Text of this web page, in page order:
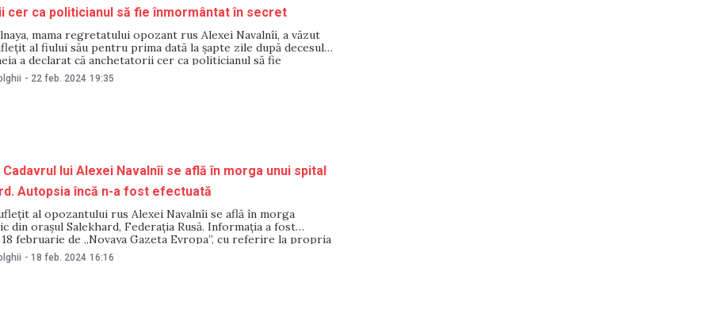
cer ca politicianul să fie înmormântat în secret
mama regretatului opozant rus Alexei Navalnîi, a văzut
al fiului său pentru prima dată la șapte zile după decesul
a declarat că anchetatorii cer ca politicianul să fie
în secret. Pe 22 februarie, echipa lui Navalnîi a publicat un
mama
- 22 feb. 2024 19:35
lui Alexei Navalnîi se află în morga unui spital
Autopsia încă n-a fost efectuată
al opozantului rus Alexei Navalnîi se află în morga
din orașul Salekhard, Federația Rusă. Informația a fost
februarie de „Novaya Gazeta Evropa”, cu referire la propria
publicației, cadavrul politicianului a fost transportat la spital în
16 februarie, dar
- 18 feb. 2024 16:16